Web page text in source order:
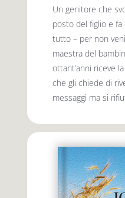
Un genitore che
posto del figlio e
tutto – per non
maestra del
ottant’anni riceve
che gli chiede di
messaggi ma si